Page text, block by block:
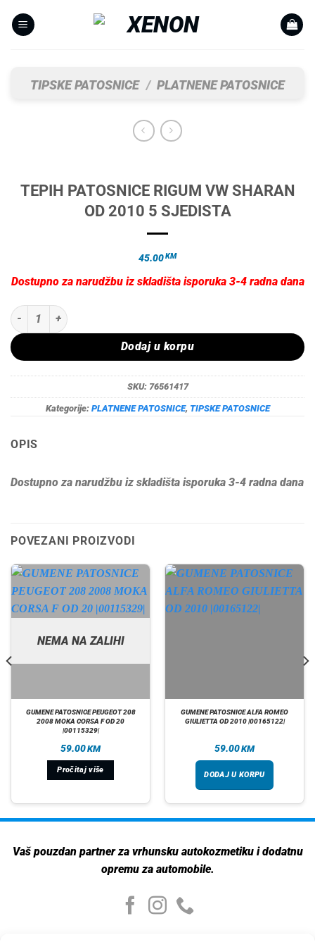
TIPSKE PATOSNICE / PLATNENE PATOSNICE
TEPIH PATOSNICE RIGUM VW SHARAN
OD 2010 5 SJEDISTA
45.00KM
Dostupno za narudžbu iz skladišta isporuka 3-4 radna dana
TEPIH PATOSNICE RIGUM VW SHARAN OD 2010 5 SJEDISTA količina
Dodaj u korpu
SKU: 76561417
Kategorije: PLATNENE PATOSNICE, TIPSKE PATOSNICE
OPIS
Dostupno za narudžbu iz skladišta isporuka 3-4 radna dana
POVEZANI PROIZVODI
NEMA NA ZALIHI
GUMENE PATOSNICE PEUGEOT 208
2008 MOKA CORSA F OD 20
|00115329|
59.00KM
Pročitaj više
GUMENE PATOSNICE ALFA ROMEO
GIULIETTA OD 2010 |00165122|
59.00KM
DODAJ U KORPU
Vaš pouzdan partner za vrhunsku autokozmetiku i dodatnu
opremu za automobile.